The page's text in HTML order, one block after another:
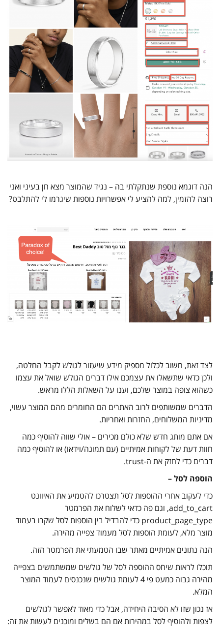
הנה דוגמא נוספת שנתקלתי בה – נגיד שהמוצר מצא חן בעיני ואני
רוצה להזמין, למה להציע לי אפשרויות נוספות שיגרמו לי להתלבט?
לצד זאת, חשוב לכלול מספיק מידע שיעזור לגולש לקבל החלטה,
ולכן כדאי שתשאלו את עצמכם אילו דברים הגולש שואל את עצמו
כשהוא צופה במוצר שלכם, וענו על השאלות הללו מראש.
הדברים שמשותפים לרוב האתרים הם החומרים מהם המוצר עשוי,
מדיניות המשלוחים, החזרות ואחריות.
אם אתם מותג חדש שלא כולם מכירים – אולי שווה להוסיף כמה
חוות דעת של לקוחות אמיתיים (עם תמונה/וידאו) או להוסיף כמה
דברים כדי לחזק את ה-trust.
הוספה לסל –
כדי לעקוב אחרי ההוספות לסל תצטרכו להטמיע את האיוונט
add_to_cart, וגם פה כדאי לשלוח את הפרמטר
product_page_type כדי להבדיל בין הוספות לסל שקרו בעמוד
מוצר מלא, לעומת הוספות לסל מעמוד צפייה מהירה.
הנה נתונים אמיתיים מאתר שבו הטמעתי את הפרמטר הזה.
תוכלו לראות שיחס ההוספה לסל של גולשים שמשתמשים בצפייה
מהירה גבוה כמעט פי 4 לעומת גולשים שנכנסים לעמוד המוצר
המלא.
אז נכון שזו לא הסיבה היחידה, אבל כדי מאוד לאפשר לגולשים
לצפות ולהוסיף לסל במהירות אם הם בשלים ומוכנים לעשות את זה: